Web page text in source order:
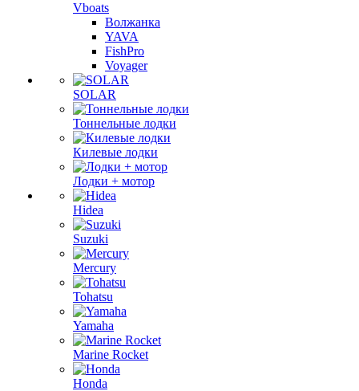
Vboats
Волжанка
YAVA
FishPro
Voyager
SOLAR
Тоннельные лодки
Килевые лодки
Лодки + мотор
Hidea
Suzuki
Mercury
Tohatsu
Yamaha
Marine Rocket
Honda